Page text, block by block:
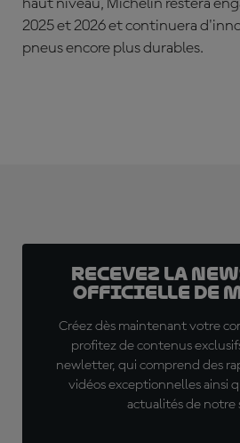
haut niveau, Michelin restera
2025 et 2026 et continuera
pneus encore plus durables.
Recevez la
officielle de
Créez dès maintenant votre
profitez de contenus
newletter, qui comprend des
vidéos exceptionnelles ainsi
actualités de notre